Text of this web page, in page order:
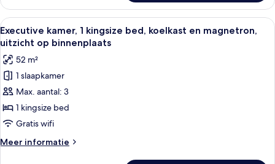
laden
kamer,
queensize
bedden,
rolstoeltoegankelijke
douche,
koelkast
en
magnetron
Alle
foto's
voor
Executive
kamer,
1
kingsize
bed,
koelkast
en
Een neutraal ogende woonkamer
5
Executive kamer, 1 kingsize bed, koelkast en magnetron,
uitzicht op binnenplaats
52 m²
1 slaapkamer
Max. aantal: 3
1 kingsize bed
Gratis wifi
Meer informatie
Meer